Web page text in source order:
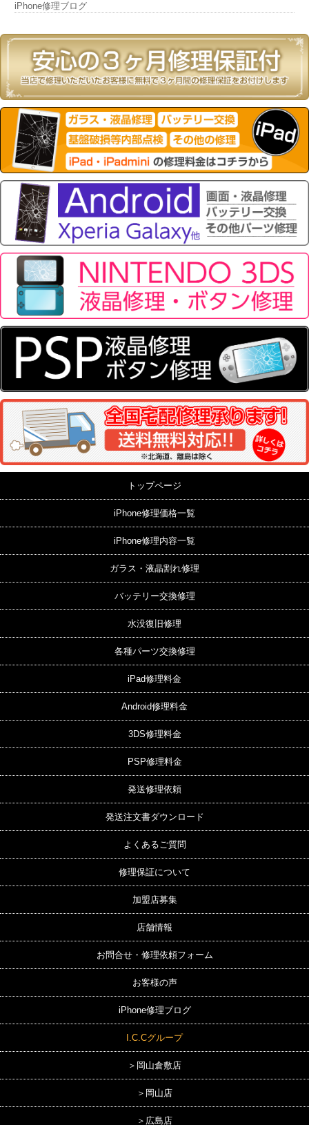
iPhone修理ブログ
トップページ
iPhone修理価格一覧
iPhone修理内容一覧
ガラス・液晶割れ修理
バッテリー交換修理
水没復旧修理
各種パーツ交換修理
iPad修理料金
Android修理料金
3DS修理料金
PSP修理料金
発送修理依頼
発送注文書ダウンロード
よくあるご質問
修理保証について
加盟店募集
店舗情報
お問合せ・修理依頼フォーム
お客様の声
iPhone修理ブログ
I.C.Cグループ
＞岡山倉敷店
＞岡山店
＞広島店